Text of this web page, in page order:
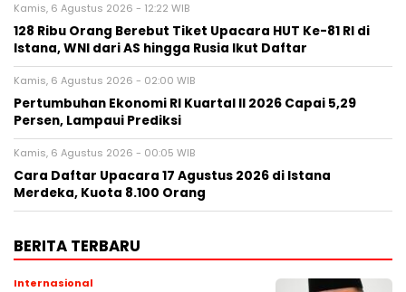
Kamis, 6 Agustus 2026 - 12:22 WIB
128 Ribu Orang Berebut Tiket Upacara HUT Ke-81 RI di
Istana, WNI dari AS hingga Rusia Ikut Daftar
Kamis, 6 Agustus 2026 - 02:00 WIB
Pertumbuhan Ekonomi RI Kuartal II 2026 Capai 5,29
Persen, Lampaui Prediksi
Kamis, 6 Agustus 2026 - 00:05 WIB
Cara Daftar Upacara 17 Agustus 2026 di Istana
Merdeka, Kuota 8.100 Orang
BERITA TERBARU
Internasional